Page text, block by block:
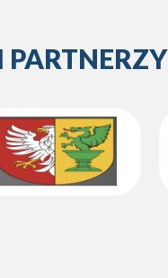
PARTNERZY